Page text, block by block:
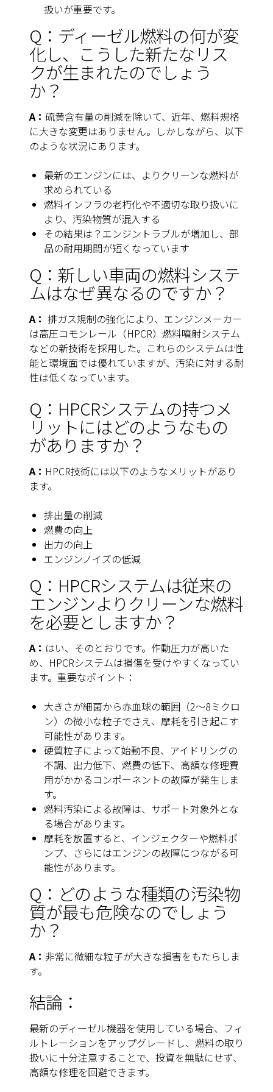
扱いが重要です。
Q：ディーゼル燃料の何が変
化し、こうした新たなリス
クが生まれたのでしょう
か？
A： 硫黄含有量の削減を除いて、近年、燃料規格
に大きな変更はありません。しかしながら、以下
のような状況にあります。
最新のエンジンには、よりクリーンな燃料が
求められている
燃料インフラの老朽化や不適切な取り扱いに
より、汚染物質が混入する
その結果は？エンジントラブルが増加し、部
品の耐用期間が短くなっています
Q：新しい車両の燃料システ
ムはなぜ異なるのですか？
A： 排ガス規制の強化により、エンジンメーカー
は高圧コモンレール（HPCR）燃料噴射システム
などの新技術を採用した。これらのシステムは性
能と環境面では優れていますが、汚染に対する耐
性は低くなっています。
Q：HPCRシステムの持つメ
リットにはどのようなもの
がありますか？
A： HPCR技術には以下のようなメリットがあり
ます。
排出量の削減
燃費の向上
出力の向上
エンジンノイズの低減
Q：HPCRシステムは従来の
エンジンよりクリーンな燃料
を必要としますか？
A： はい、そのとおりです。作動圧力が高いた
め、HPCRシステムは損傷を受けやすくなってい
ます。重要なポイント：
大きさが細菌から赤血球の範囲（2～8ミクロ
ン）の微小な粒子でさえ、摩耗を引き起こす
可能性があります。
硬質粒子によって始動不良、アイドリングの
不調、出力低下、燃費の低下、高額な修理費
用がかかるコンポーネントの故障が発生しま
す。
燃料汚染による故障は、サポート対象外とな
る場合があります。
摩耗を放置すると、インジェクターや燃料ポ
ンプ、さらにはエンジンの故障につながる可
能性があります。
Q：どのような種類の汚染物
質が最も危険なのでしょう
か？
A： 非常に微細な粒子が大きな損害をもたらしま
す。
結論：
最新のディーゼル機器を使用している場合、フィ
ルトレーションをアップグレードし、燃料の取り
扱いに十分注意することで、投資を無駄にせず、
高額な修理を回避できます。